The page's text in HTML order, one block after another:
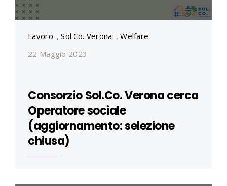
Lavoro ,Sol.Co. Verona ,Welfare
22 Maggio 2023
Consorzio Sol.Co. Verona cerca
Operatore sociale
(aggiornamento: selezione
chiusa)